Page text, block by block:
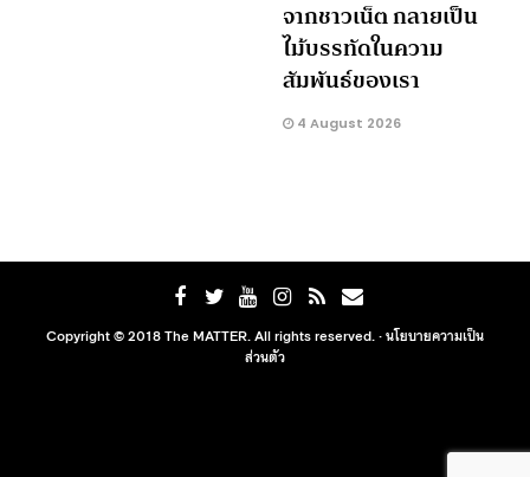
จากชาวเน็ต กลายเป็น
ไม้บรรทัดในความ
สัมพันธ์ของเรา
4 August 2026
Copyright © 2018 The MATTER. All rights reserved. ·นโยบายความเป็น
ส่วนตัว